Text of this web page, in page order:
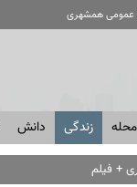
عمومی همشهری
محله زندگی دانش
+ فیلم